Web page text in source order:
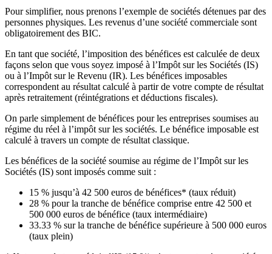
Pour simplifier, nous prenons l’exemple de sociétés détenues par des
personnes physiques. Les revenus d’une société commerciale sont
obligatoirement des BIC.
En tant que société, l’imposition des bénéfices est calculée de deux
façons selon que vous soyez imposé à l’Impôt sur les Sociétés (IS)
ou à l’Impôt sur le Revenu (IR). Les bénéfices imposables
correspondent au résultat calculé à partir de votre compte de résultat
après retraitement (réintégrations et déductions fiscales).
On parle simplement de bénéfices pour les entreprises soumises au
régime du réel à l’impôt sur les sociétés. Le bénéfice imposable est
calculé à travers un compte de résultat classique.
Les bénéfices de la société soumise au régime de l’Impôt sur les
Sociétés (IS) sont imposés comme suit :
15 % jusqu’à 42 500 euros de bénéfices* (taux réduit)
28 % pour la tranche de bénéfice comprise entre 42 500 et
500 000 euros de bénéfice (taux intermédiaire)
33.33 % sur la tranche de bénéfice supérieure à 500 000 euros
(taux plein)